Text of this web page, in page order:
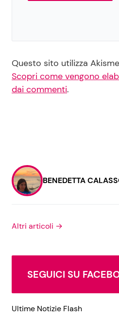
Questo sito utilizza
Scopri come vengono
dai commenti.
BENEDETTA
Altri articoli →
SEGUICI SU
Ultime Notizie Flash